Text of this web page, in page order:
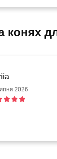
конях
2026